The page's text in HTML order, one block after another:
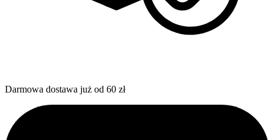
Darmowa dostawa już od 60 zł